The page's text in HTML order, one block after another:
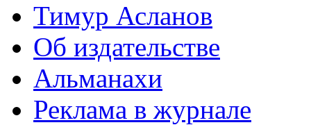
Тимур Асланов
Об издательстве
Альманахи
Реклама в журнале